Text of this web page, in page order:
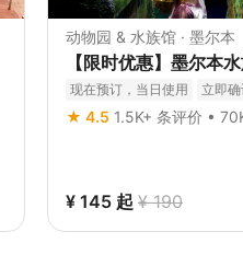
动物园 & 水族馆 · 墨尔本
【限时优惠】墨尔本
现在预订，当日使用 立即确
★ 4.5 1.5K+ 条评价 •
¥ 145 起 ¥ 190